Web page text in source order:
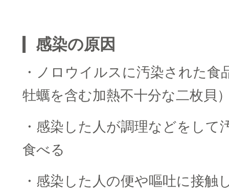
感染の原因
・ノロウイルスに汚染された食
牡蠣を含む加熱不十分な二枚貝
・感染した人が調理などをして
食べる
・感染した人の便や嘔吐に接触